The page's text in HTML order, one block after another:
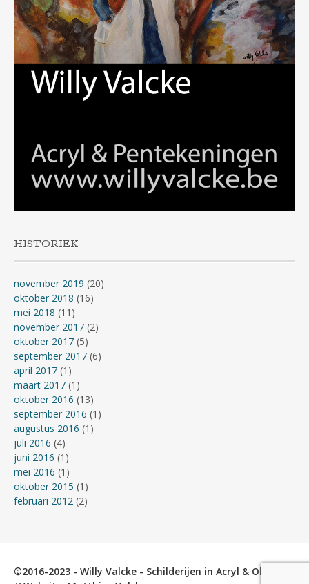
HISTORIEK
november 2019 (20)
oktober 2018 (16)
mei 2018 (11)
november 2017 (2)
oktober 2017 (5)
september 2017 (6)
april 2017 (1)
maart 2017 (1)
oktober 2016 (13)
september 2016 (1)
augustus 2016 (1)
juli 2016 (4)
juni 2016 (1)
mei 2016 (1)
oktober 2015 (1)
februari 2012 (2)
©2016-2023 - Willy Valcke - Schilderijen in Acryl & Olieverf